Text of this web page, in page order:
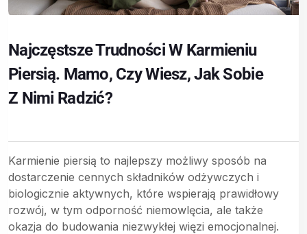
Najczęstsze Trudności W Karmieniu
Piersią. Mamo, Czy Wiesz, Jak Sobie
Z Nimi Radzić?
Karmienie piersią to najlepszy możliwy sposób na
dostarczenie cennych składników odżywczych i
biologicznie aktywnych, które wspierają prawidłowy
rozwój, w tym odporność niemowlęcia, ale także
okazja do budowania niezwykłej więzi emocjonalnej.